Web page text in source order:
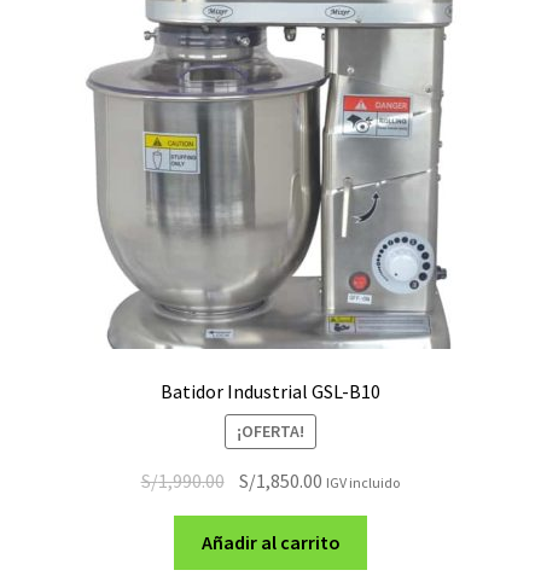
Batidor Industrial GSL-B10
¡OFERTA!
S/1,990.00 El
precio
original
era:
S/1,850.00 El
precio
actual
es:
IGV incluido
Añadir al carrito